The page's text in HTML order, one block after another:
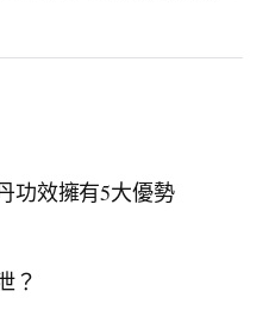
功效擁有5大優勢
？